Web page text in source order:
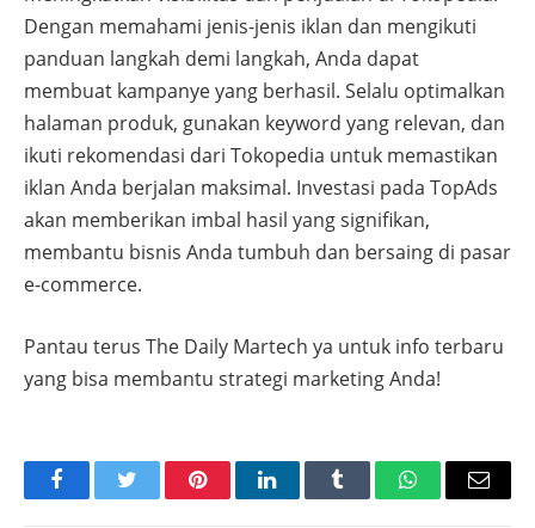
Dengan memahami jenis-jenis iklan dan mengikuti
panduan langkah demi langkah, Anda dapat
membuat kampanye yang berhasil. Selalu optimalkan
halaman produk, gunakan keyword yang relevan, dan
ikuti rekomendasi dari Tokopedia untuk memastikan
iklan Anda berjalan maksimal. Investasi pada TopAds
akan memberikan imbal hasil yang signifikan,
membantu bisnis Anda tumbuh dan bersaing di pasar
e-commerce.
Pantau terus The Daily Martech ya untuk info terbaru
yang bisa membantu strategi marketing Anda!
FacebookTwitter PinterestLinkedInTumblr WhatsAppEmail